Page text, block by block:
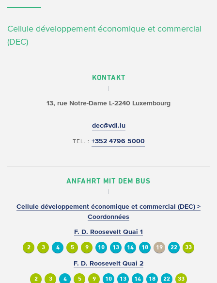
Cellule développement économique et commercial
(DEC)
KONTAKT
13, rue Notre-Dame L-2240 Luxembourg
dec@vdl.lu
TEL. : +352 4796 5000
ANFAHRT MIT DEM BUS
Cellule développement économique et commercial (DEC) >
Coordonnées
F. D. Roosevelt Quai 1
2 3 4 5 9 10 13 14 18 19 22 33
F. D. Roosevelt Quai 2
2 3 4 5 9 10 13 14 18 22 33